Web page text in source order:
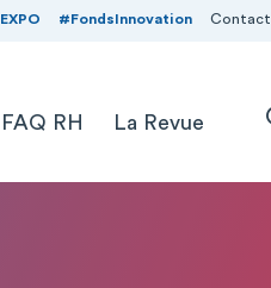
#FondsInnovation Contact
FAQ RH La Revue